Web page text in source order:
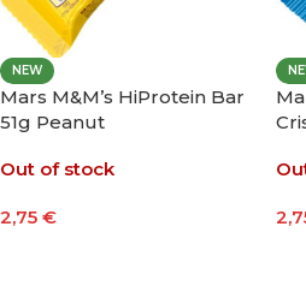
NEW
Mars M&M’s HiProtein Bar
51g Peanut
Out of stock
2,75 €